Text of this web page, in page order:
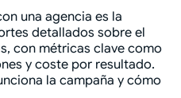
una agencia es la
detallados sobre el
con métricas clave como
y coste por resultado.
la campaña y cómo